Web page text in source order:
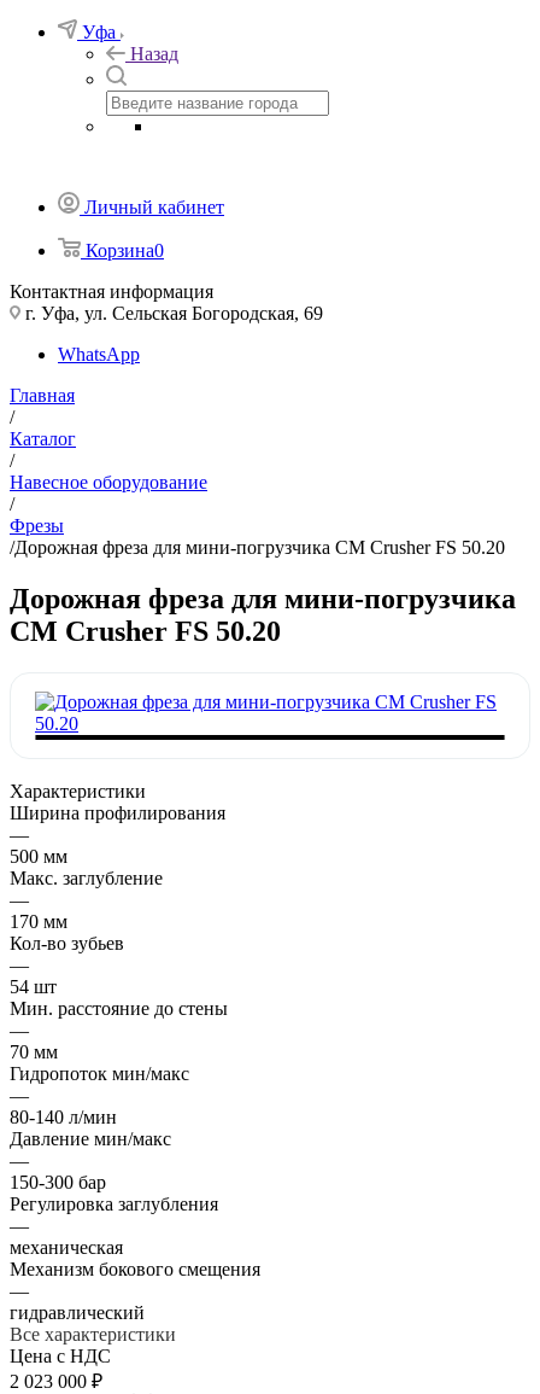
Уфа
Назад
Личный кабинет
Корзина0
Контактная информация
г. Уфа, ул. Сельская Богородская, 69
WhatsApp
Главная
/
Каталог
/
Навесное оборудование
/
Фрезы
/Дорожная фреза для мини-погрузчика CM Crusher FS 50.20
Дорожная фреза для мини-погрузчика
CM Crusher FS 50.20
Характеристики
Ширина профилирования
—
500 мм
Макс. заглубление
—
170 мм
Кол-во зубьев
—
54 шт
Мин. расстояние до стены
—
70 мм
Гидропоток мин/макс
—
80-140 л/мин
Давление мин/макс
—
150-300 бар
Регулировка заглубления
—
механическая
Механизм бокового смещения
—
гидравлический
Все характеристики
Цена с НДС
2 023 000 ₽